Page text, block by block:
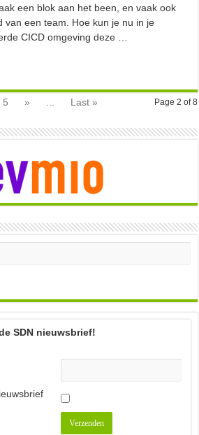
een blok aan het been, en vaak ook
van een team. Hoe kun je nu in je
CICD omgeving deze …
Page 2 of 8
5 » ... Last »
SDN nieuwsbrief!